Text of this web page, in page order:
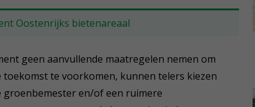
Oostenrijks bietenareaal
geen aanvullende maatregelen nemen om
toekomst te voorkomen, kunnen telers kiezen
en/of een ruimere